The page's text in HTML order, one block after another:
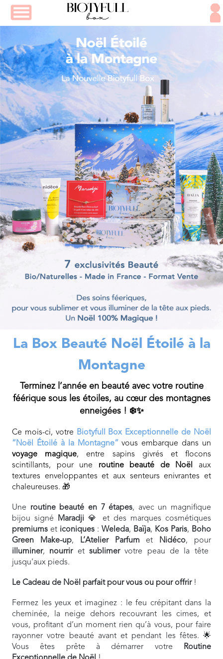
La Box Beauté Noël Étoilé à la
Montagne
Terminez l’année en beauté avec votre routine
féérique sous les étoiles, au cœur des montagnes
enneigées ! ❄️✨
Ce mois-ci, votre
Biotyfull Box Exceptionnelle de Noël
“Noël Étoilé à la Montagne” vous embarque dans un
voyage magique, entre sapins givrés et flocons
scintillants, pour une routine beauté de Noël
aux
textures enveloppantes et aux senteurs enivrantes et
chaleureuses. 🎁
Une routine beauté en 7 étapes, avec un magnifique
bijou signé
Maradji 💎 et des marques cosmétiques
premiums et iconiques : Weleda, Baïja, Kos Paris, Boho
Green Make-up, L’Atelier Parfum et Nidéco, pour
illuminer, nourriretsublimervotre peau de la tête
jusqu'aux pieds.
Le Cadeau de Noël parfait pour vous ou pour offrir!
Fermez les yeux et imaginez : le feu crépitant dans la
cheminée, la neige dehors recouvrant les cimes, et
vous, profitant d’un moment rien qu’à vous, pour faire
rayonner votre beauté avant et pendant les fêtes. 🌟
Vous êtes prête à démarrer votre
Routine